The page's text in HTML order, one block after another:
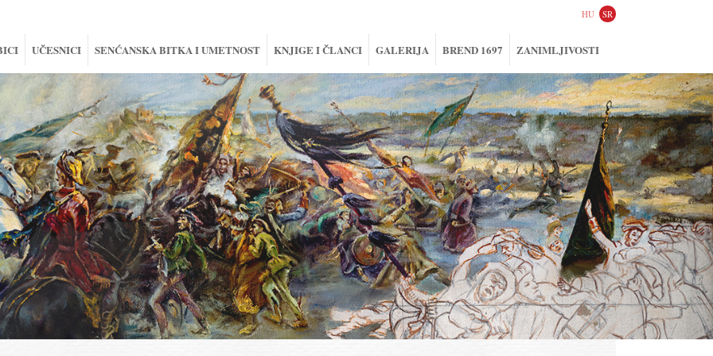
HU SR
UČESNICI SENĆANSKA BITKA I UMETNOST KNJIGE I ČLANCI GALERIJA BREND 1697 ZANIMLJIVOSTI